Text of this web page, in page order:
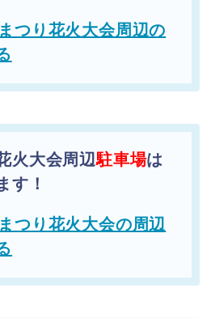
つり花火大会周辺の
火大会周辺駐車場は
す！
つり花火大会の周辺